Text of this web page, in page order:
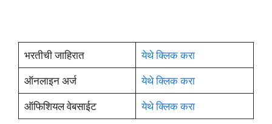
भरतीची जाहिरात
येथे क्लिक करा
ऑनलाइन अर्ज
येथे क्लिक करा
ऑफिशियल वेबसाईट
येथे क्लिक करा